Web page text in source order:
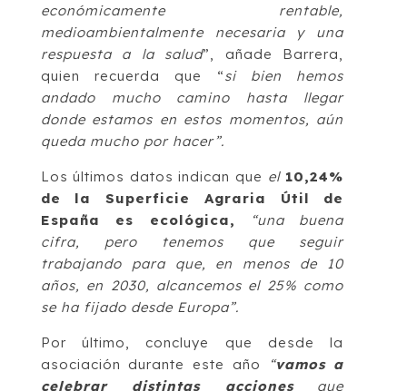
económicamente rentable,
medioambientalmente necesaria y una
respuesta a la salud”, añade Barrera,
quien recuerda que “si bien hemos
andado mucho camino hasta llegar
donde estamos en estos momentos, aún
queda mucho por hacer”.
Los últimos datos indican que el10,24%
de la Superficie Agraria Útil de
España es ecológica,
“una buena
cifra, pero tenemos que seguir
trabajando para que, en menos de 10
años, en 2030, alcancemos el 25% como
se ha fijado desde Europa”.
Por último, concluye que desde la
asociación durante este año
“vamos a
celebrar distintas accionesque